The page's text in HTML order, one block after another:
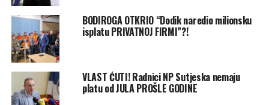
BODIROGA OTKRIO “Dodik naredio milionsku
isplatu PRIVATNOJ FIRMI”?!
VLAST ĆUTI! Radnici NP Sutjeska nemaju
platu od JULA PROŠLE GODINE